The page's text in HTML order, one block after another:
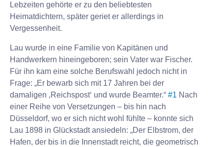
Lebzeiten gehörte er zu den beliebtesten
Heimatdichtern, später geriet er allerdings in
Vergessenheit.
Lau wurde in eine Familie von Kapitänen und
Handwerkern hineingeboren; sein Vater war Fischer.
Für ihn kam eine solche Berufswahl jedoch nicht in
Frage: „Er bewarb sich mit 17 Jahren bei der
damaligen ‚Reichspost‘ und wurde Beamter.“ #1 Nach
einer Reihe von Versetzungen – bis hin nach
Düsseldorf, wo er sich nicht wohl fühlte – konnte sich
Lau 1898 in Glückstadt ansiedeln: „Der Elbstrom, der
Hafen, der bis in die Innenstadt reicht, die geometrisch